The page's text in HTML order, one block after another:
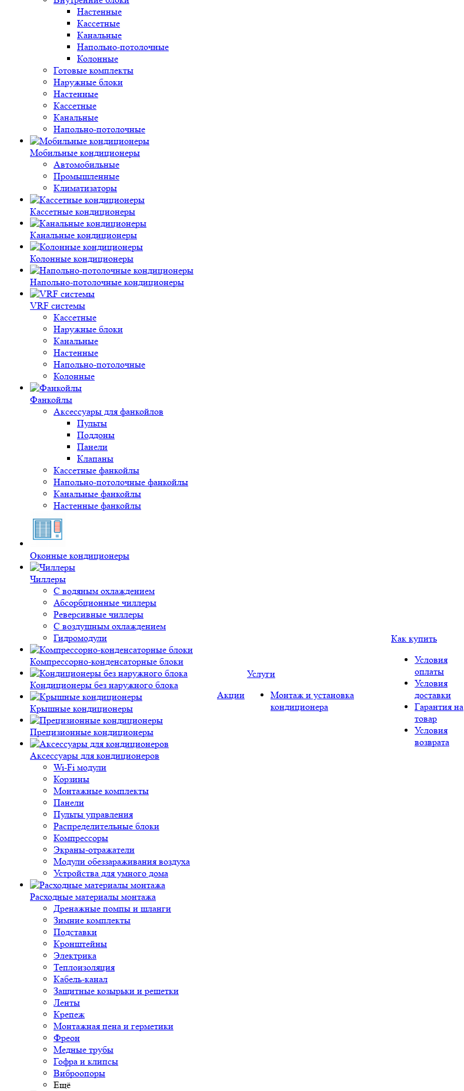
Настенные
Кассетные
Канальные
Напольно-потолочные
Колонные
Готовые комплекты
Наружные блоки
Настенные
Кассетные
Канальные
Напольно-потолочные
Мобильные кондиционеры
Автомобильные
Промышленные
Климатизаторы
Кассетные кондиционеры
Канальные кондиционеры
Колонные кондиционеры
Напольно-потолочные кондиционеры
VRF системы
Кассетные
Наружные блоки
Канальные
Настенные
Напольно-потолочные
Колонные
Фанкойлы
Аксессуары для фанкойлов
Пульты
Поддоны
Панели
Клапаны
Кассетные фанкойлы
Напольно-потолочные фанкойлы
Канальные фанкойлы
Настенные фанкойлы
Оконные кондиционеры
Чиллеры
С водяным охлаждением
Абсорбционные чиллеры
Реверсивные чиллеры
С воздушным охлаждением
Гидромодули
Компрессорно-конденсаторные блоки
Кондиционеры без наружного блока
Крышные кондиционеры
Прецизионные кондиционеры
Аксессуары для кондиционеров
Wi-Fi модули
Корзины
Монтажные комплекты
Панели
Пульты управления
Распределительные блоки
Компрессоры
Экраны-отражатели
Модули обеззараживания воздуха
Устройства для умного дома
Расходные материалы монтажа
Дренажные помпы и шланги
Зимние комплекты
Подставки
Кронштейны
Электрика
Теплоизоляция
Кабель-канал
Защитные козырьки и решетки
Ленты
Крепеж
Монтажная пена и герметики
Фреон
Медные трубы
Гофра и клипсы
Виброопоры
Ещё
Акции
Услуги
Монтаж и установка
кондиционера
Как купить
Условия
оплаты
Условия
доставки
Гарантия на
товар
Условия
возврата